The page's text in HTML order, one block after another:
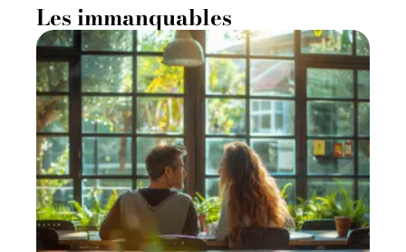
Les immanquables